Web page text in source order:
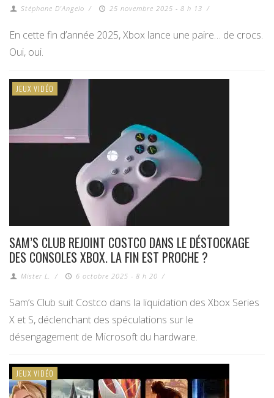
Stéphane D'Angelo / 25 novembre 2025 - 8 h 13 /
En cette fin d’année 2025, Xbox lance une paire… de crocs.
Oui, oui.
JEUX VIDÉO
SAM’S CLUB REJOINT COSTCO DANS LE DÉSTOCKAGE
DES CONSOLES XBOX. LA FIN EST PROCHE ?
Mister L. / 6 octobre 2025 - 8 h 20 /
Sam’s Club suit Costco dans la liquidation des Xbox Series
X et S, déclenchant des spéculations sur le
désengagement de Microsoft du hardware.
JEUX VIDÉO